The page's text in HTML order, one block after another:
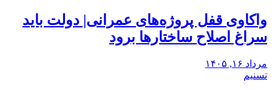
واکاوی قفل پروژه‌های عمرانی| دولت باید
سراغ اصلاح ساختارها برود
مرداد ۱۶, ۱۴۰۵
تسنیم